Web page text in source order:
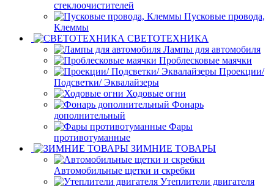
стеклоочистителей
Пусковые провода,
Клеммы
СВЕТОТЕХНИКА
Лампы для автомобиля
Проблесковые маячки
Проекции/
Подсветки/ Эквалайзеры
Ходовые огни
Фонарь
дополнительный
Фары
противотуманные
ЗИМНИЕ ТОВАРЫ
Автомобильные щетки и скребки
Утеплители двигателя